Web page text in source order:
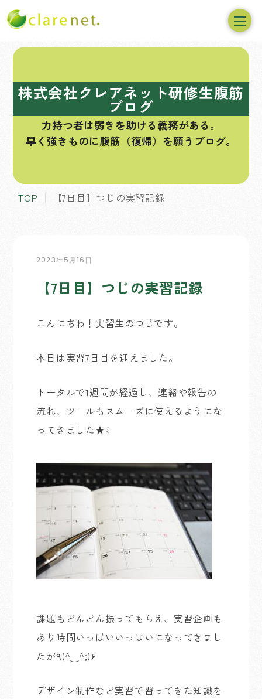
株式会社クレアネット研修生腹筋
ブログ
力持つ者は弱きを助ける義務がある。
早く強きものに腹筋（復帰）を願うブログ。
TOP 【7日目】つじの実習記録
2023年5月16日
【7日目】つじの実習記録
こんにちわ！実習生のつじです。
本日は実習7日目を迎えました。
トータルで1週間が経過し、連絡や報告の
流れ、ツールもスムーズに使えるようにな
ってきました★ﾐ
課題もどんどん振ってもらえ、実習企画も
あり時間いっぱいいっぱいになってきまし
たが٩(^‿^;)۶
デザイン制作など実習で習ってきた知識を